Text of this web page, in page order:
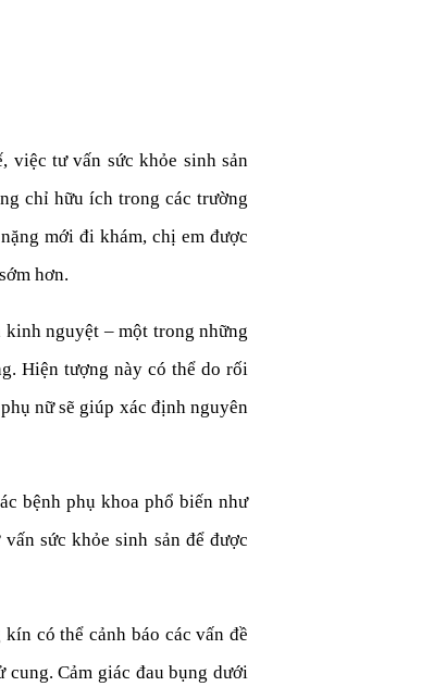
việc tư vấn sức khỏe sinh sản
chỉ hữu ích trong các trường
mới đi khám, chị em được
hơn.
kinh nguyệt – một trong những
Hiện tượng này có thể do rối
nữ sẽ giúp xác định nguyên
bệnh phụ khoa phổ biến như
sức khỏe sinh sản để được
có thể cảnh báo các vấn đề
Cảm giác đau bụng dưới